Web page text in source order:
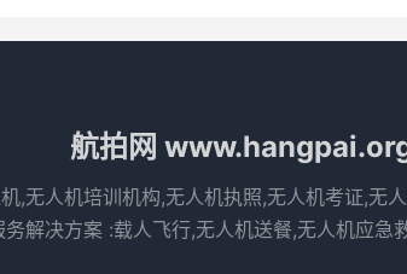
航拍网
,无人机培训机构,无人机执照,无人机考证,无
务解决方案 :载人飞行,无人机送餐,无人机应急